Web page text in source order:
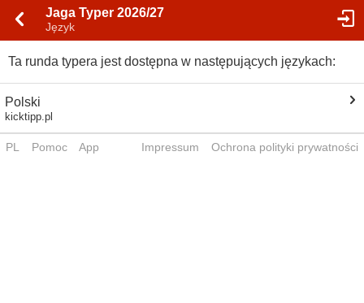
Jaga Typer 2026/27
Język
Ta runda typera jest dostępna w następujących językach:
Polski
kicktipp.pl
PL Pomoc App Impressum Ochrona polityki prywatności